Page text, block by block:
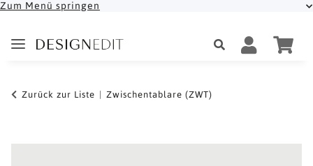
Zum Menü springen
Zurück zur Liste Zwischentablare (ZWT)